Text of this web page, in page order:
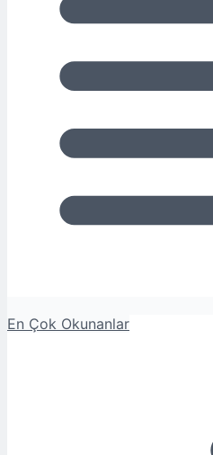
En Çok Okunanlar